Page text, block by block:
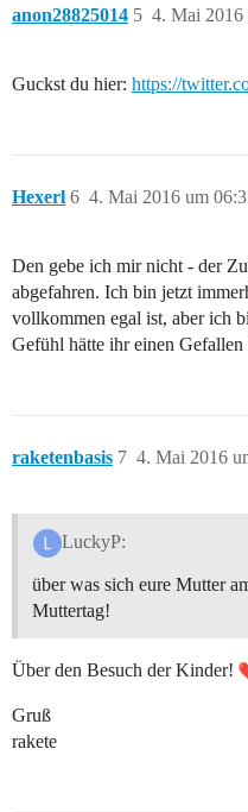
anon28825014 4. Mai 2016
5
Guckst du hier: https://
Hexerl 4. Mai 2016 um
6
Den gebe ich mir nicht - der
abgefahren. Ich bin jetzt
vollkommen egal ist, aber ich
Gefühl hätte ihr einen Gefallen
raketenbasis 4. Mai 2016
7
LuckyP:
über was sich eure Mutter
Muttertag!
Über den Besuch der Kinder!
Gruß
rakete